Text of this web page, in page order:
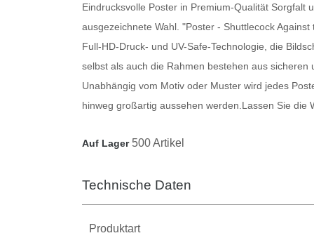
Eindrucksvolle Poster in Premium-Qualität Sorgfalt
ausgezeichnete Wahl. "Poster - Shuttlecock
Full-HD-Druck- und UV-Safe-Technologie, die
selbst als auch die Rahmen bestehen aus
Unabhängig vom Motiv oder Muster wird jedes
hinweg großartig aussehen werden. Lassen Sie die
Auf Lager 500 Artikel
Technische Daten
Produktart